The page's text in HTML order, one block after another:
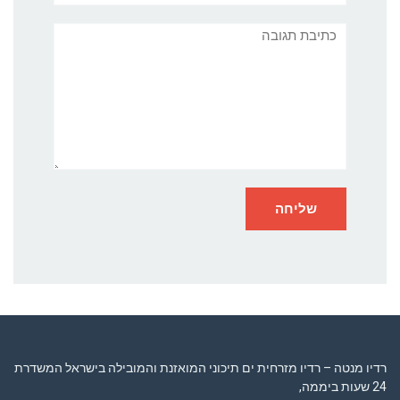
תגובה
רדיו מנטה – רדיו מזרחית ים תיכוני המואזנת והמובילה בישראל המשדרת
24 שעות ביממה,